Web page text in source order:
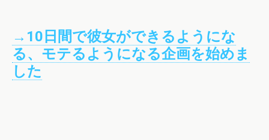
→10日間で彼女ができるようにな
る、モテるようになる企画を始めま
した